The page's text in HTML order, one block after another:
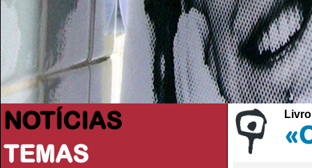
NOTÍCIAS
TEMAS
Livro